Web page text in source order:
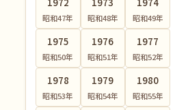
昭和47年 昭和48年 昭和49年
1975
昭和50年
1976
昭和51年
1977
昭和52年
1978
昭和53年
1979
昭和54年
1980
昭和55年